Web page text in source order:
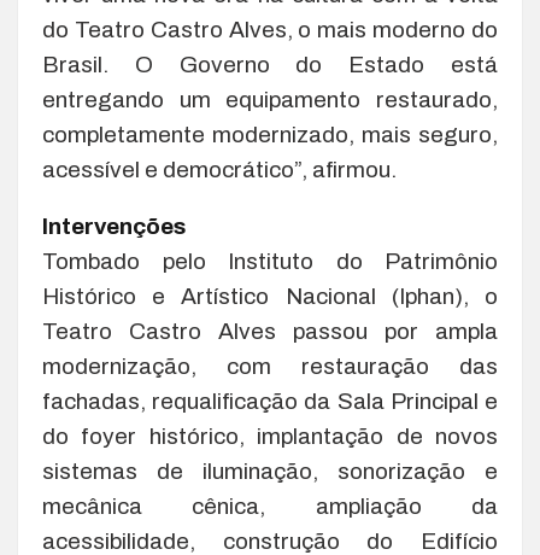
do Teatro Castro Alves, o mais moderno do
Brasil. O Governo do Estado está
entregando um equipamento restaurado,
completamente modernizado, mais seguro,
acessível e democrático”, afirmou.
Intervenções
Tombado pelo Instituto do Patrimônio
Histórico e Artístico Nacional (Iphan), o
Teatro Castro Alves passou por ampla
modernização, com restauração das
fachadas, requalificação da Sala Principal e
do foyer histórico, implantação de novos
sistemas de iluminação, sonorização e
mecânica cênica, ampliação da
acessibilidade, construção do Edifício